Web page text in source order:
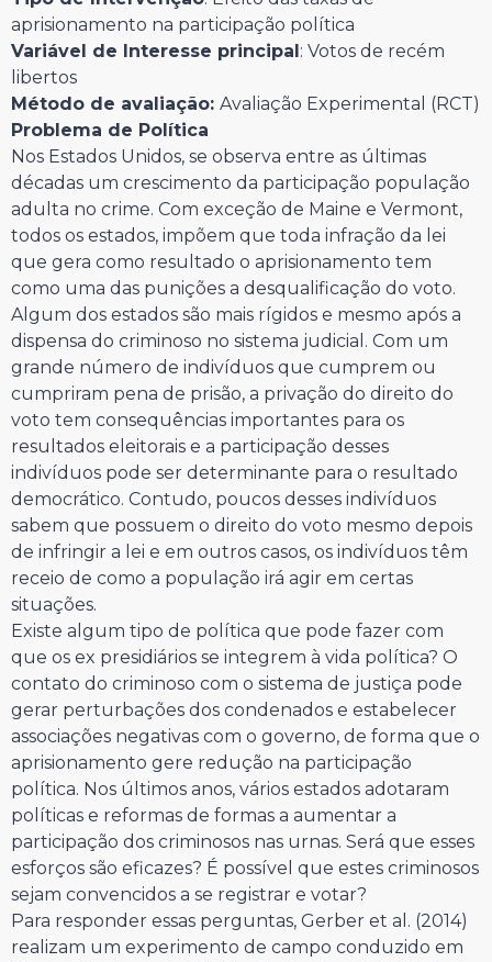
aprisionamento na participação política
Variável de Interesse principal : Votos de recém
libertos
Método de avaliação: Avaliação Experimental (RCT)
Problema de Política
Nos Estados Unidos, se observa entre as últimas
décadas um crescimento da participação população
adulta no crime. Com exceção de Maine e Vermont,
todos os estados, impõem que toda infração da lei
que gera como resultado o aprisionamento tem
como uma das punições a desqualificação do voto.
Algum dos estados são mais rígidos e mesmo após a
dispensa do criminoso no sistema judicial. Com um
grande número de indivíduos que cumprem ou
cumpriram pena de prisão, a privação do direito do
voto tem consequências importantes para os
resultados eleitorais e a participação desses
indivíduos pode ser determinante para o resultado
democrático. Contudo, poucos desses indivíduos
sabem que possuem o direito do voto mesmo depois
de infringir a lei e em outros casos, os indivíduos têm
receio de como a população irá agir em certas
situações.
Existe algum tipo de política que pode fazer com
que os ex presidiários se integrem à vida política? O
contato do criminoso com o sistema de justiça pode
gerar perturbações dos condenados e estabelecer
associações negativas com o governo, de forma que o
aprisionamento gere redução na participação
política. Nos últimos anos, vários estados adotaram
políticas e reformas de formas a aumentar a
participação dos criminosos nas urnas. Será que esses
esforços são eficazes? É possível que estes criminosos
sejam convencidos a se registrar e votar?
Para responder essas perguntas, Gerber et al. (2014)
realizam um experimento de campo conduzido em